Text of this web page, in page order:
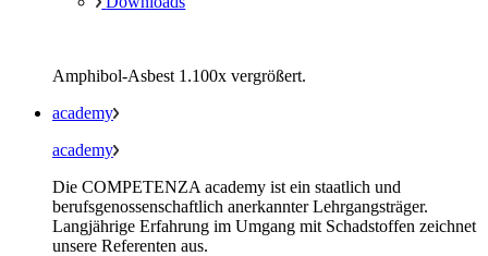
Amphibol-Asbest 1.100x vergrößert.
academy
academy
Die COMPETENZA academy ist ein staatlich und
berufsgenossenschaftlich anerkannter Lehrgangsträger.
Langjährige Erfahrung im Umgang mit Schadstoffen zeichnet
unsere Referenten aus.